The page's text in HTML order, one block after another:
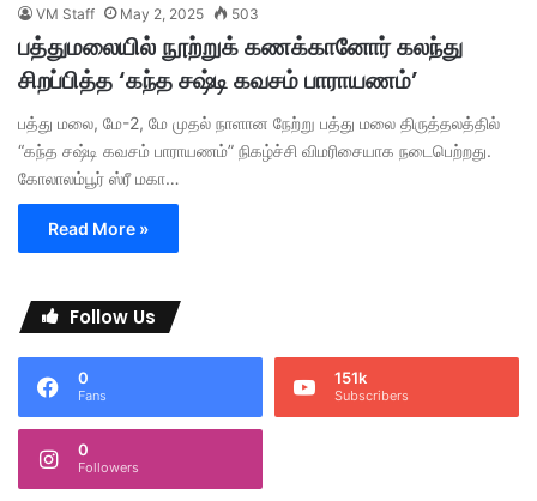
VM Staff May 2, 2025 503
பத்துமலையில் நூற்றுக் கணக்கானோர் கலந்து
சிறப்பித்த ‘கந்த சஷ்டி கவசம் பாராயணம்’
பத்து மலை, மே-2, மே முதல் நாளான நேற்று பத்து மலை திருத்தலத்தில்
“கந்த சஷ்டி கவசம் பாராயணம்” நிகழ்ச்சி விமரிசையாக நடைபெற்றது.
கோலாலம்பூர் ஸ்ரீ மகா…
Read More »
Follow Us
0
Fans
151k
Subscribers
0
Followers